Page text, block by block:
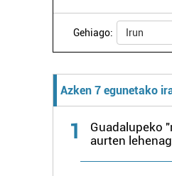
Webgune honek cookie
fitxategiak erabiltzen ditu. Zure
zerbitzuak hobetzeko asmoz,
Gehiago: Irun
Azken 7 egunetako
1
Guadalupeko
aurten